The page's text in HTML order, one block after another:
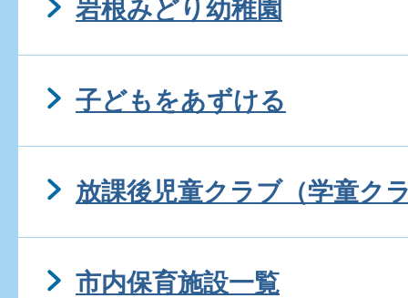
岩根みどり幼稚園
子どもをあずける
放課後児童クラブ（学童ク
市内保育施設一覧